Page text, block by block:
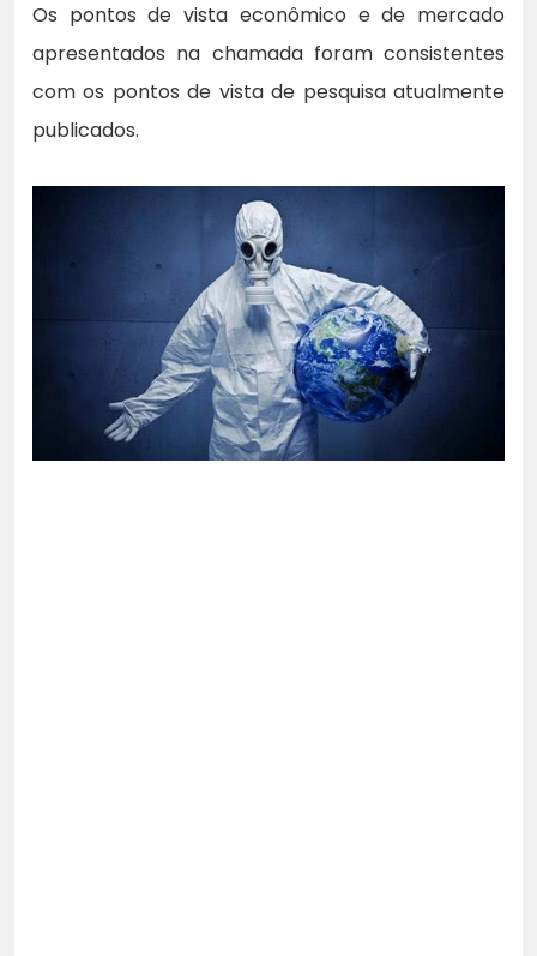
Os pontos de vista econômico e de mercado
apresentados na chamada foram consistentes
com os pontos de vista de pesquisa atualmente
publicados.